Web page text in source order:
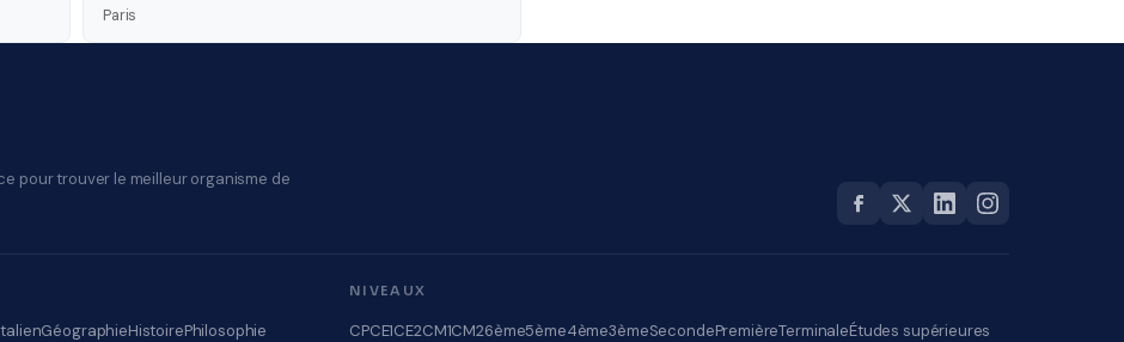
Paris
pour trouver le meilleur organisme de
GéographieHistoirePhilosophie
NIVEAUX
CPCE1CE2CM1CM26ème5ème4ème3èmeSecondePremièreTerminaleÉtudes supérieures